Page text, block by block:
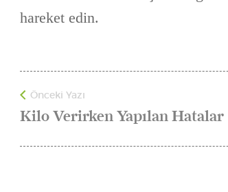
hareket edin.
Önceki Yazı
Kilo Verirken Yapılan Hatalar